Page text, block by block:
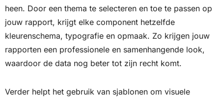
heen. Door een thema te selecteren en toe te passen op
jouw rapport, krijgt elke component hetzelfde
kleurenschema, typografie en opmaak. Zo krijgen jouw
rapporten een professionele en samenhangende look,
waardoor de data nog beter tot zijn recht komt.
Verder helpt het gebruik van sjablonen om visuele